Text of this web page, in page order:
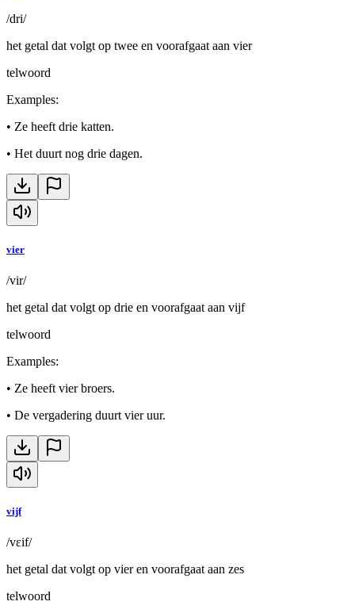
/dri/
het getal dat volgt op twee en voorafgaat aan vier
telwoord
Examples:
• Ze heeft drie katten.
• Het duurt nog drie dagen.
vier
/vir/
het getal dat volgt op drie en voorafgaat aan vijf
telwoord
Examples:
• Ze heeft vier broers.
• De vergadering duurt vier uur.
vijf
/vɛif/
het getal dat volgt op vier en voorafgaat aan zes
telwoord